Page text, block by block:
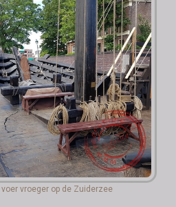
vroeger op de Zuiderzee